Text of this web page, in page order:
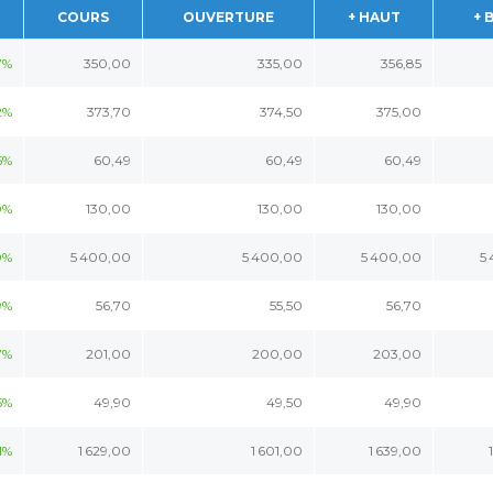
COURS OUVERTURE + HAUT +
350,00 335,00 356,85
373,70 374,50 375,00
60,49 60,49 60,49
130,00 130,00 130,00
5 400,00 5 400,00 5 400,00 5
56,70 55,50 56,70
201,00 200,00 203,00
49,90 49,50 49,90
1 629,00 1 601,00 1 639,00